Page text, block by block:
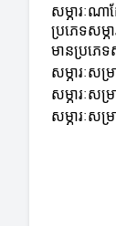
សម្ភារៈណ
ប្រភេទសម្ភា
មានប្រភេទ
សម្ភារៈសម្
សម្ភារៈសម្រ
សម្ភារៈស